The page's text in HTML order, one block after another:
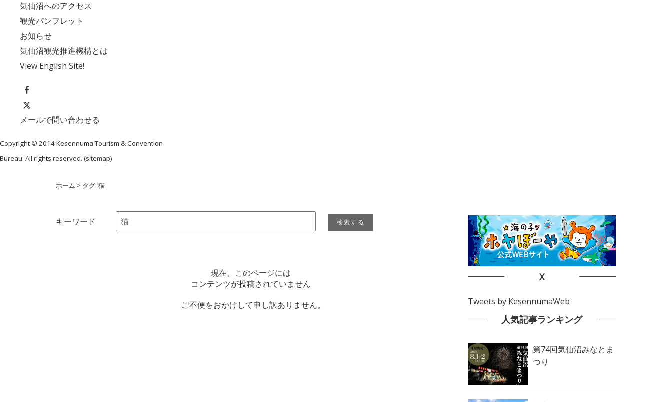
気仙沼へのアクセス
観光パンフレット
お知らせ
気仙沼観光推進機構とは
View English Site!
メールで問い合わせる
Copyright © 2014 Kesennuma Tourism & Convention
Bureau. All rights reserved. (sitemap)
ホーム > タグ: 猫
キーワード
現在、このページには
コンテンツが投稿されていません
ご不便をおかけして申し訳ありません。
X
Tweets by KesennumaWeb
人気記事ランキング
第74回気仙沼みなとま
つり